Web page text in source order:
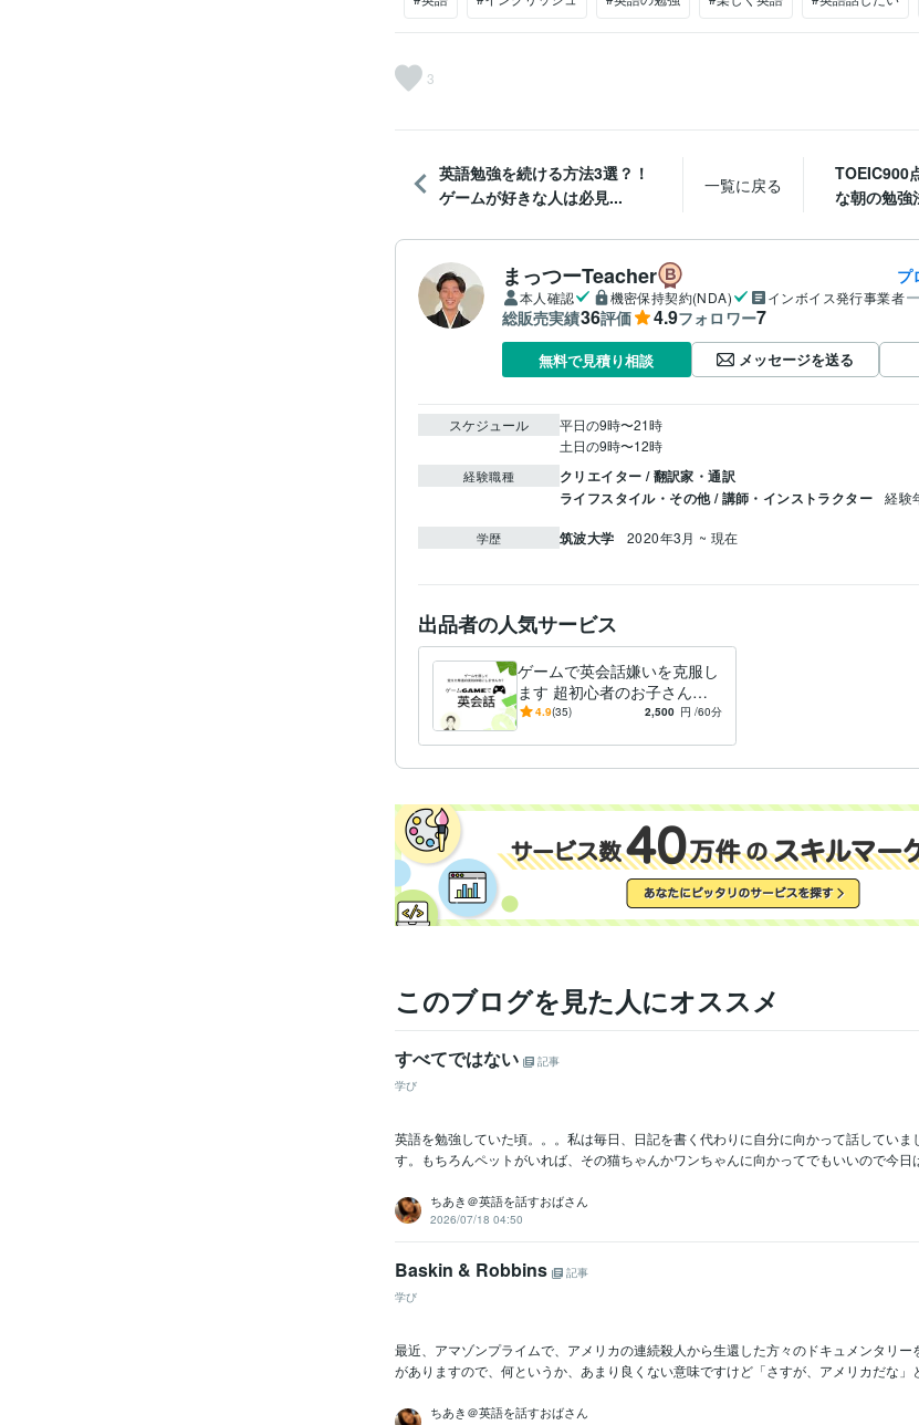
3
英語勉強を続ける方法3選？！
ゲームが好きな人は必見...
一覧に戻る
TOEIC900
な朝の勉強
まっつーTeacher プ
本人確認 機密保持契約(NDA) インボイス発行事業者
総販売実績36評価 4.9フォロワー7
無料で見積り相談 メッセージを送る
スケジュール
平日の9時〜21時
土日の9時〜12時
経験職種
クリエイター / 翻訳家・通訳
ライフスタイル・その他 / 講師・インストラクター
経験
学歴 筑波大学 2020年3月 ~ 現在
出品者の人気サービス
ゲームで英会話嫌いを克服し
ます 超初心者のお子さんで
も安心！とにかく楽しく続く
4.9(35) 2,500 円 /60分
このブログを見た人にオススメ
すべてではない
記事
学び
英語を勉強していた頃。。。私は毎日、日記を書く代わりに自分に向かって話していま
す。もちろんペットがいれば、その猫ちゃんかワンちゃんに向かってでもいいので今日
ちあき＠英語を話すおばさん
2026/07/18 04:50
Baskin & Robbins
記事
学び
最近、アマゾンプライムで、アメリカの連続殺人から生還した方々のドキュメンタリ
がありますので、何というか、あまり良くない意味ですけど「さすが、アメリカだな」
ちあき＠英語を話すおばさん